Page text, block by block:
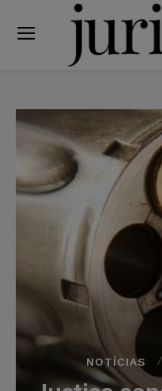
NOTÍCIAS